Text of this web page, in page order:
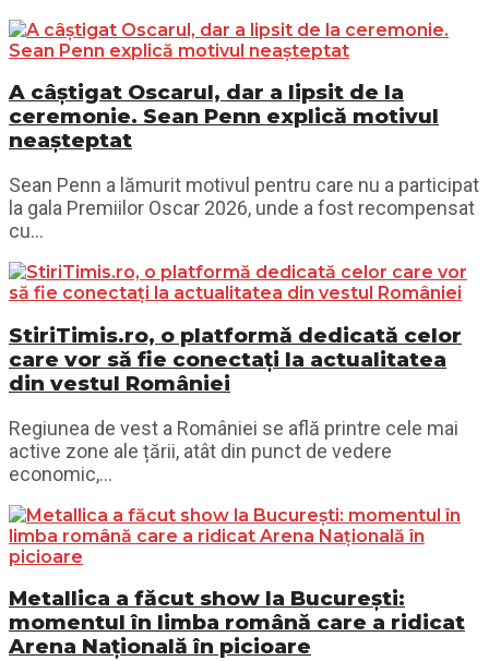
A câștigat Oscarul, dar a lipsit de la
ceremonie. Sean Penn explică motivul
neașteptat
Sean Penn a lămurit motivul pentru care nu a participat
la gala Premiilor Oscar 2026, unde a fost recompensat
cu...
StiriTimis.ro, o platformă dedicată celor
care vor să fie conectați la actualitatea
din vestul României
Regiunea de vest a României se află printre cele mai
active zone ale țării, atât din punct de vedere
economic,...
Metallica a făcut show la București:
momentul în limba română care a ridicat
Arena Națională în picioare